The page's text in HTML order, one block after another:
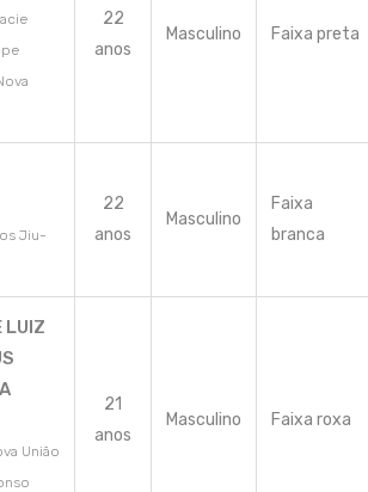
22
anos
Masculino Faixa preta
Jiu-
22
anos
Masculino
Faixa
branca
LUIZ
União
21
anos
Masculino Faixa roxa